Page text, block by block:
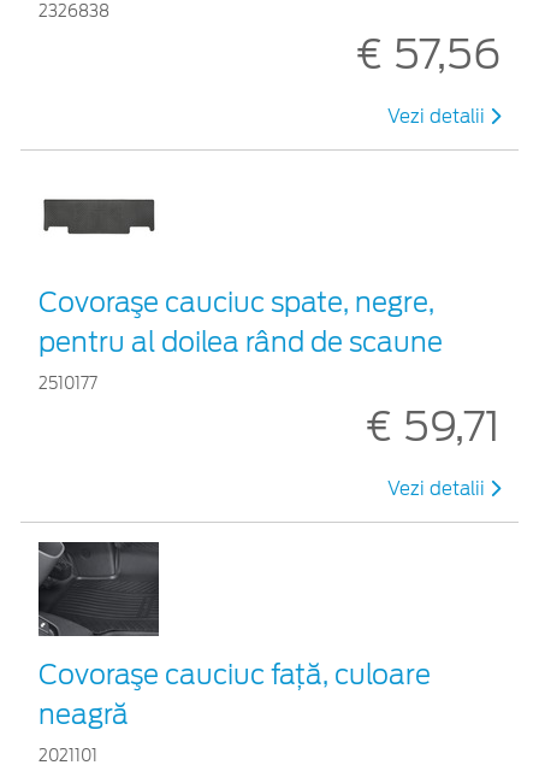
2326838
€ 57,56
Vezi detalii
Covoraşe cauciuc spate, negre,
pentru al doilea rând de scaune
2510177
€ 59,71
Vezi detalii
Covoraşe cauciuc faţă, culoare
neagră
2021101